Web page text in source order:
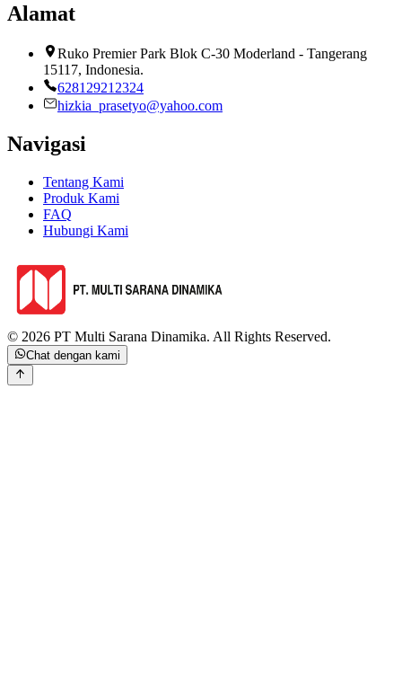
Alamat
Ruko Premier Park Blok C-30 Moderland - Tangerang
15117, Indonesia.
628129212324
hizkia_prasetyo@yahoo.com
Navigasi
Tentang Kami
Produk Kami
FAQ
Hubungi Kami
© 2026 PT Multi Sarana Dinamika. All Rights Reserved.
Chat dengan kami